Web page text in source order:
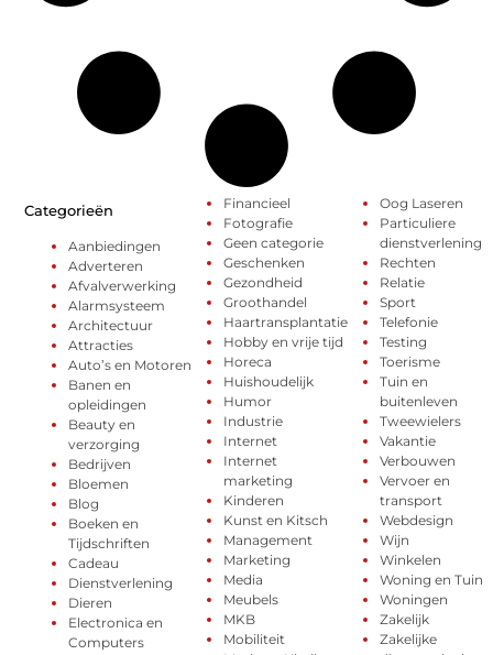
Categorieën
Aanbiedingen
Adverteren
Afvalverwerking
Alarmsysteem
Architectuur
Attracties
Auto’s en Motoren
Banen en
opleidingen
Beauty en
verzorging
Bedrijven
Bloemen
Blog
Boeken en
Tijdschriften
Cadeau
Dienstverlening
Dieren
Electronica en
Computers
Financieel
Fotografie
Geen categorie
Geschenken
Gezondheid
Groothandel
Haartransplantatie
Hobby en vrije tijd
Horeca
Huishoudelijk
Humor
Industrie
Internet
Internet
marketing
Kinderen
Kunst en Kitsch
Management
Marketing
Media
Meubels
MKB
Mobiliteit
Oog Laseren
Particuliere
dienstverlening
Rechten
Relatie
Sport
Telefonie
Testing
Toerisme
Tuin en
buitenleven
Tweewielers
Vakantie
Verbouwen
Vervoer en
transport
Webdesign
Wijn
Winkelen
Woning en Tuin
Woningen
Zakelijk
Zakelijke